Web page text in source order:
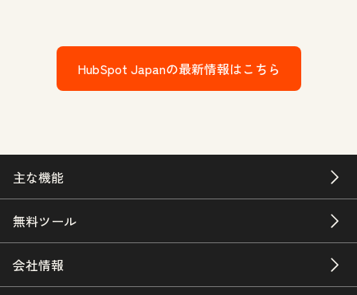
HubSpot Japanの最新情報はこちら
主な機能
無料ツール
会社情報